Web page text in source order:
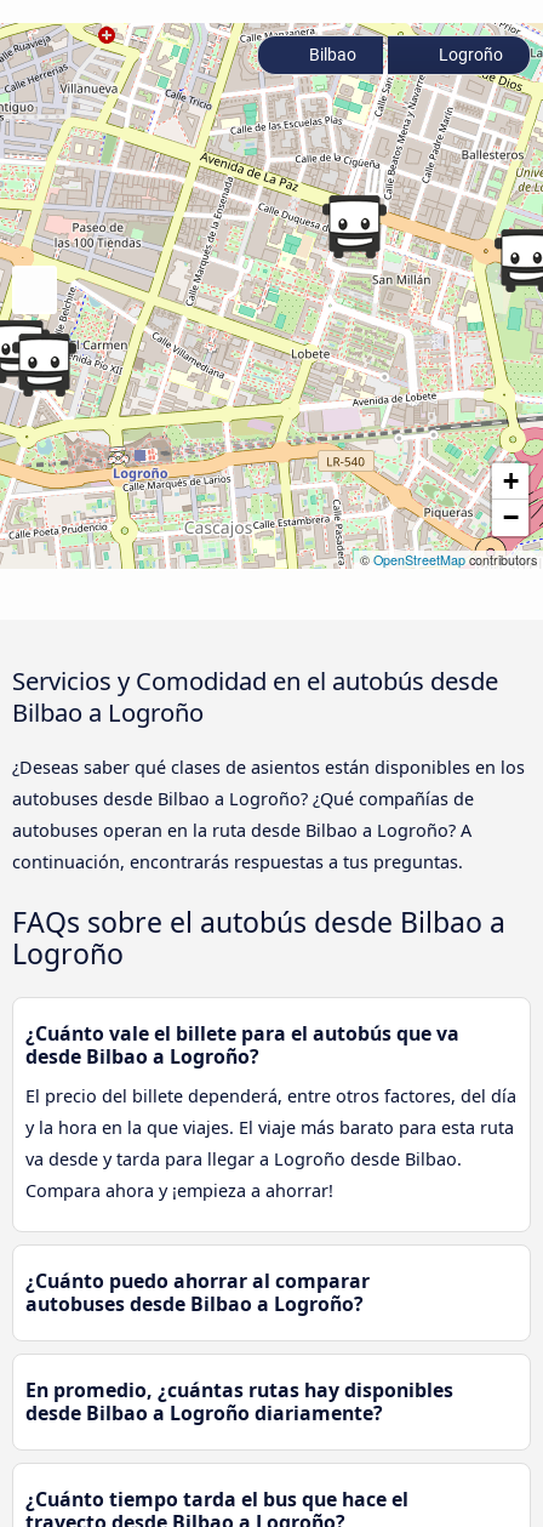
+
−
© OpenStreetMap contributors
Bilbao Logroño
Servicios y Comodidad en el autobús desde
Bilbao a Logroño
¿Deseas saber qué clases de asientos están disponibles en los
autobuses desde Bilbao a Logroño? ¿Qué compañías de
autobuses operan en la ruta desde Bilbao a Logroño? A
continuación, encontrarás respuestas a tus preguntas.
FAQs sobre el autobús desde Bilbao a
Logroño
¿Cuánto vale el billete para el autobús que va
desde Bilbao a Logroño?
El precio del billete dependerá, entre otros factores, del día
y la hora en la que viajes. El viaje más barato para esta ruta
va desde y tarda para llegar a Logroño desde Bilbao.
Compara ahora y ¡empieza a ahorrar!
¿Cuánto puedo ahorrar al comparar
autobuses desde Bilbao a Logroño?
En promedio, ¿cuántas rutas hay disponibles
desde Bilbao a Logroño diariamente?
¿Cuánto tiempo tarda el bus que hace el